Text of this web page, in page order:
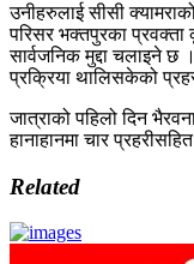
उनीहरुलाई सीसी
परिसर भक्तपुरका
सार्वजनिक मुद्दा चलाइने छ
प्रक्रिया थालिसकेको
जात्राको पहिलो दिन
हानाहानमा चार
Related